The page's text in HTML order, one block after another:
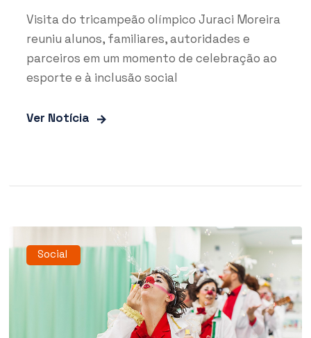
Visita do tricampeão olímpico Juraci Moreira
reuniu alunos, familiares, autoridades e
parceiros em um momento de celebração ao
esporte e à inclusão social
Ver Notícia
Social